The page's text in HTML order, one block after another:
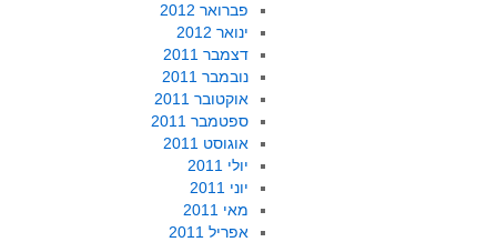
פברואר 2012
ינואר 2012
דצמבר 2011
נובמבר 2011
אוקטובר 2011
ספטמבר 2011
אוגוסט 2011
יולי 2011
יוני 2011
מאי 2011
אפריל 2011